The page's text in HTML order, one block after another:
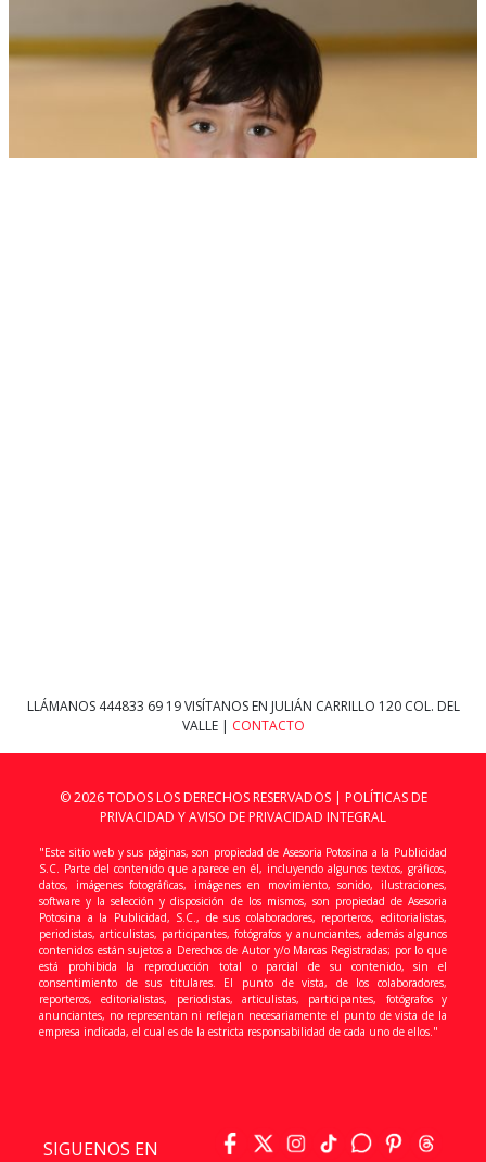
LLÁMANOS 444833 69 19VISÍTANOS EN JULIÁN CARRILLO 120 COL. DEL
VALLE | CONTACTO
© 2026 TODOS LOS DERECHOS RESERVADOS | POLÍTICAS DE
PRIVACIDAD Y AVISO DE PRIVACIDAD INTEGRAL
"Este sitio web y sus páginas, son propiedad de Asesoria Potosina a la Publicidad
S.C. Parte del contenido que aparece en él, incluyendo algunos textos, gráficos,
datos, imágenes fotográficas, imágenes en movimiento, sonido, ilustraciones,
software y la selección y disposición de los mismos, son propiedad de Asesoria
Potosina a la Publicidad, S.C., de sus colaboradores, reporteros, editorialistas,
periodistas, articulistas, participantes, fotógrafos y anunciantes, además algunos
contenidos están sujetos a Derechos de Autor y/o Marcas Registradas; por lo que
está prohibida la reproducción total o parcial de su contenido, sin el
consentimiento de sus titulares. El punto de vista, de los colaboradores,
reporteros, editorialistas, periodistas, articulistas, participantes, fotógrafos y
anunciantes, no representan ni reflejan necesariamente el punto de vista de la
empresa indicada, el cual es de la estricta responsabilidad de cada uno de ellos."
SIGUENOS EN